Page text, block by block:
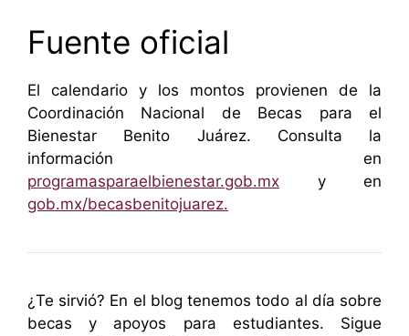
Fuente oficial
El calendario y los montos provienen de la
Coordinación Nacional de Becas para el
Bienestar Benito Juárez. Consulta la
información en
programasparaelbienestar.gob.mx y en
gob.mx/becasbenitojuarez.
¿Te sirvió? En el blog tenemos todo al día sobre
becas y apoyos para estudiantes. Sigue